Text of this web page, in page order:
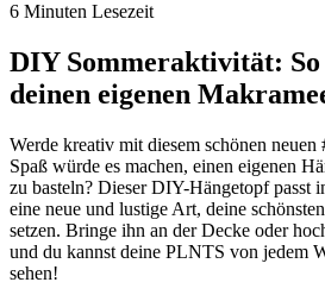
6 Minuten Lesezeit
DIY Sommeraktivität: So
deinen eigenen
Werde kreativ mit diesem schönen
Spaß würde es machen, einen eigenen
zu basteln? Dieser DIY-Hängetopf passt
eine neue und lustige Art, deine
setzen. Bringe ihn an der Decke oder
und du kannst deine PLNTS von jedem
sehen!